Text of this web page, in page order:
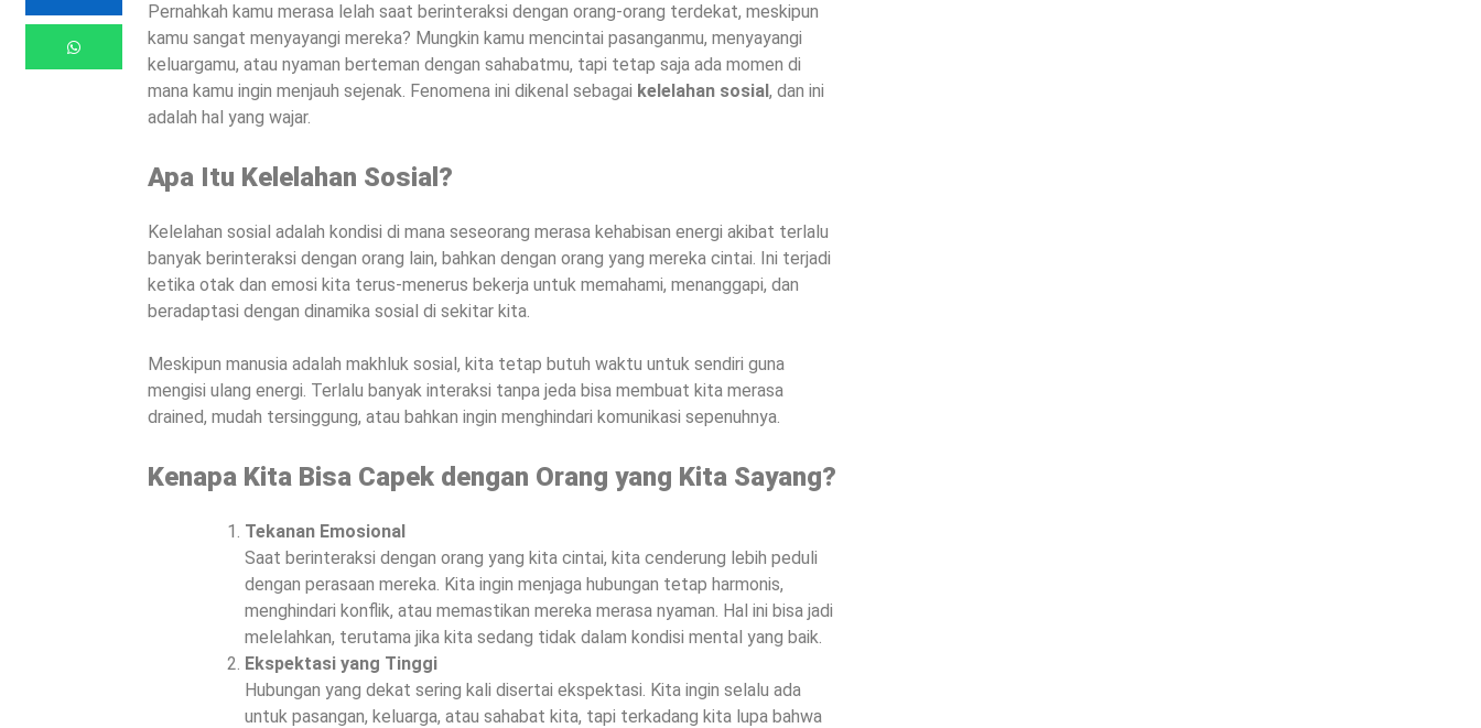
Pernahkah kamu merasa lelah saat berinteraksi dengan orang-orang terdekat, meskipun
kamu sangat menyayangi mereka? Mungkin kamu mencintai pasanganmu, menyayangi
keluargamu, atau nyaman berteman dengan sahabatmu, tapi tetap saja ada momen di
mana kamu ingin menjauh sejenak. Fenomena ini dikenal sebagai kelelahan sosial, dan ini
adalah hal yang wajar.
Apa Itu Kelelahan Sosial?
Kelelahan sosial adalah kondisi di mana seseorang merasa kehabisan energi akibat terlalu
banyak berinteraksi dengan orang lain, bahkan dengan orang yang mereka cintai. Ini terjadi
ketika otak dan emosi kita terus-menerus bekerja untuk memahami, menanggapi, dan
beradaptasi dengan dinamika sosial di sekitar kita.
Meskipun manusia adalah makhluk sosial, kita tetap butuh waktu untuk sendiri guna
mengisi ulang energi. Terlalu banyak interaksi tanpa jeda bisa membuat kita merasa
drained, mudah tersinggung, atau bahkan ingin menghindari komunikasi sepenuhnya.
Kenapa Kita Bisa Capek dengan Orang yang Kita Sayang?
Tekanan Emosional
Saat berinteraksi dengan orang yang kita cintai, kita cenderung lebih peduli
dengan perasaan mereka. Kita ingin menjaga hubungan tetap harmonis,
menghindari konflik, atau memastikan mereka merasa nyaman. Hal ini bisa jadi
melelahkan, terutama jika kita sedang tidak dalam kondisi mental yang baik.
Ekspektasi yang Tinggi
Hubungan yang dekat sering kali disertai ekspektasi. Kita ingin selalu ada
untuk pasangan, keluarga, atau sahabat kita, tapi terkadang kita lupa bahwa